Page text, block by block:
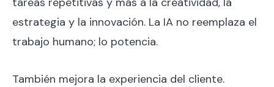
estrategia y la innovación. La IA no reemplaza el
trabajo humano; lo potencia.
También mejora la experiencia del cliente.